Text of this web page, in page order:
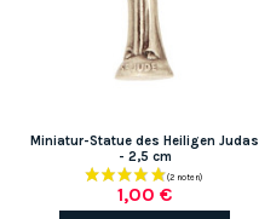
Miniatur-Statue des Heiligen Judas
- 2,5 cm
1,00 €